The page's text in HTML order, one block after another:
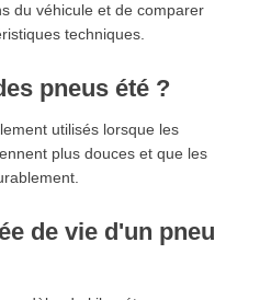
du véhicule et de comparer
techniques.
pneus été ?
utilisés lorsque les
plus douces et que les
de vie d'un pneu